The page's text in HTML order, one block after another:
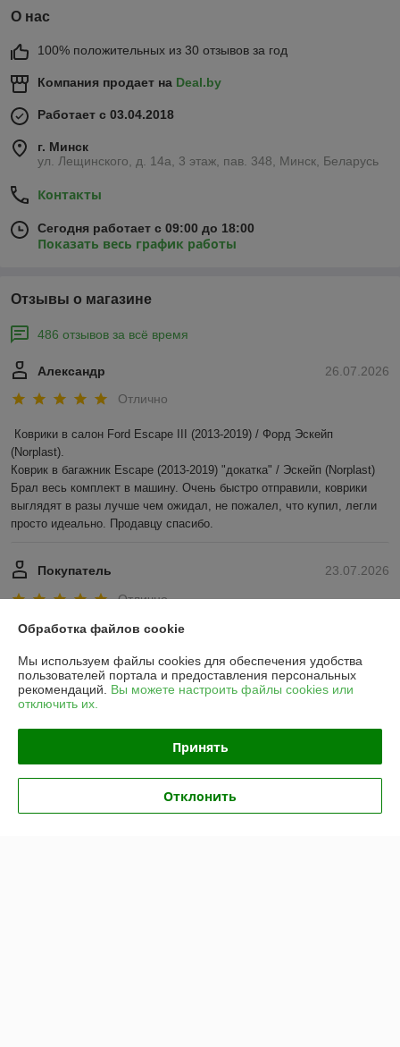
О нас
100% положительных из 30 отзывов за год
Компания продает на Deal.by
Работает с 03.04.2018
г. Минск
ул. Лещинского, д. 14а, 3 этаж, пав. 348, Минск, Беларусь
Контакты
Сегодня работает с 09:00 до 18:00
Показать весь график работы
Отзывы о магазине
486 отзывов за всё время
26.07.2026
Александр
Отлично
Коврики в салон Ford Escape III (2013-2019) / Форд Эскейп
(Norplast).
Коврик в багажник Escape (2013-2019) "докатка" / Эскейп (Norplast)
Брал весь комплект в машину. Очень быстро отправили, коврики
выглядят в разы лучше чем ожидал, не пожалел, что купил, легли
просто идеально. Продавцу спасибо.
23.07.2026
Покупатель
Отлично
Показать все отзывы
О нас
Доставка и оплата
Обработка файлов cookie
Мы используем файлы cookies для обеспечения удобства
пользователей портала и предоставления персональных
рекомендаций. Вы можете настроить файлы cookies или
отключить их.
Принять
Отклонить